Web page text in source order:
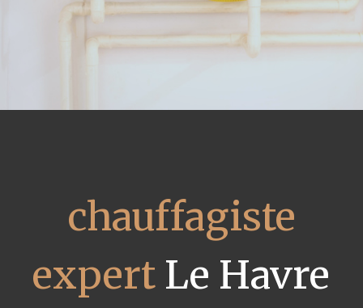
chauffagiste
expert Le Havre